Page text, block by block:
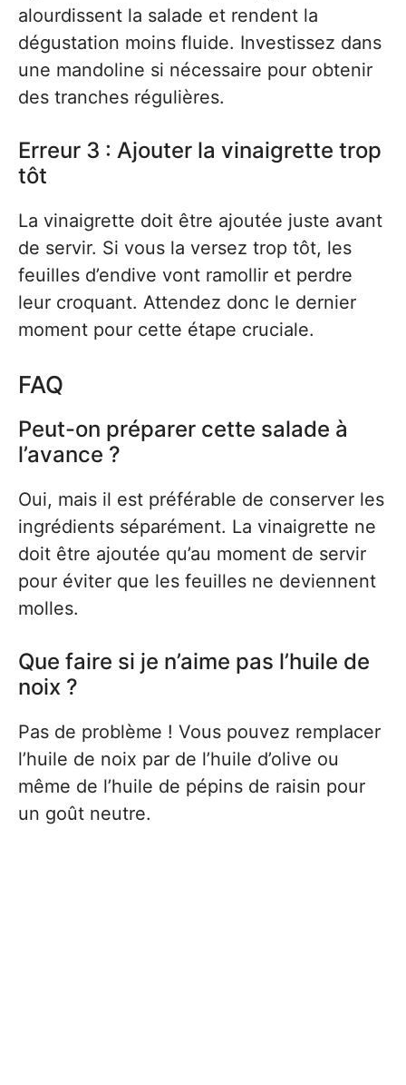
alourdissent la salade et rendent la
dégustation moins fluide. Investissez dans
une mandoline si nécessaire pour obtenir
des tranches régulières.
Erreur 3 : Ajouter la vinaigrette trop
tôt
La vinaigrette doit être ajoutée juste avant
de servir. Si vous la versez trop tôt, les
feuilles d’endive vont ramollir et perdre
leur croquant. Attendez donc le dernier
moment pour cette étape cruciale.
FAQ
Peut-on préparer cette salade à
l’avance ?
Oui, mais il est préférable de conserver les
ingrédients séparément. La vinaigrette ne
doit être ajoutée qu’au moment de servir
pour éviter que les feuilles ne deviennent
molles.
Que faire si je n’aime pas l’huile de
noix ?
Pas de problème ! Vous pouvez remplacer
l’huile de noix par de l’huile d’olive ou
même de l’huile de pépins de raisin pour
un goût neutre.